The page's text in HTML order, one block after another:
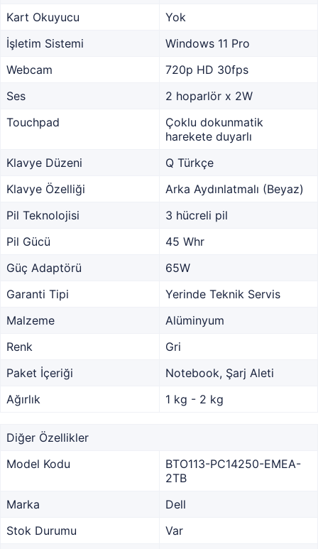
Kart Okuyucu
Yok
İşletim Sistemi
Windows 11 Pro
Webcam
720p HD 30fps
Ses
2 hoparlör x 2W
Touchpad
Çoklu dokunmatik
harekete duyarlı
Klavye Düzeni
Q Türkçe
Klavye Özelliği
Arka Aydınlatmalı (Beyaz)
Pil Teknolojisi
3 hücreli pil
Pil Gücü
45 Whr
Güç Adaptörü
65W
Garanti Tipi
Yerinde Teknik Servis
Malzeme
Alüminyum
Renk
Gri
Paket İçeriği
Notebook, Şarj Aleti
Ağırlık
1 kg - 2 kg
Diğer Özellikler
Model Kodu
BTO113-PC14250-EMEA-
2TB
Marka
Dell
Stok Durumu
Var